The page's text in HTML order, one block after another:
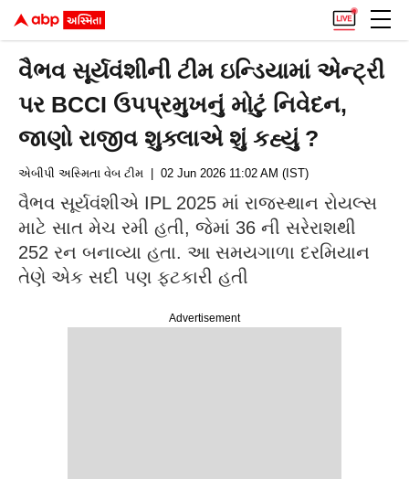
વૈભવ સૂર્યવંશીની ટીમ ઇન્ડિયામાં એન્ટ્રી
પર BCCI ઉપપ્રમુખનું મોટું નિવેદન,
જાણો રાજીવ શુક્લાએ શું કહ્યું ?
Advertisement
એબીપી અસ્મિતા વેબ ટીમ | 02 Jun 2026 11:02 AM (IST)
વૈભવ સૂર્યવંશીએ IPL 2025 માં રાજસ્થાન રોયલ્સ
માટે સાત મેચ રમી હતી, જેમાં 36 ની સરેરાશથી
252 રન બનાવ્યા હતા. આ સમયગાળા દરમિયાન
તેણે એક સદી પણ ફટકારી હતી